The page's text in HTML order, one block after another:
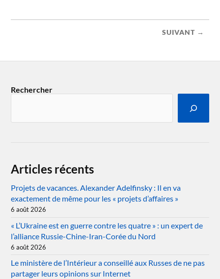
SUIVANT →
Rechercher
Articles récents
Projets de vacances. Alexander Adelfinsky : Il en va
exactement de même pour les « projets d’affaires »
6 août 2026
« L’Ukraine est en guerre contre les quatre » : un expert de
l’alliance Russie-Chine-Iran-Corée du Nord
6 août 2026
Le ministère de l’Intérieur a conseillé aux Russes de ne pas
partager leurs opinions sur Internet